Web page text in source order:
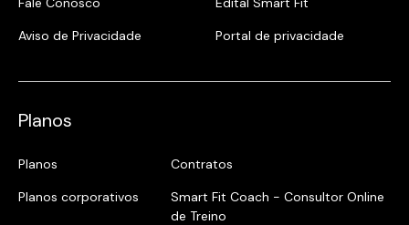
Aviso de Privacidade
Portal de privacidade
Planos
Planos
Contratos
Planos corporativos
Smart Fit Coach - Consultor Online
de Treino